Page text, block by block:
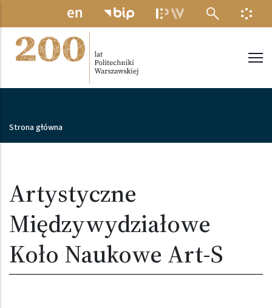
Przejdź do treści
MENU
Ścieżka nawigacyjna
Strona główna
Artystyczne
Międzywydziałowe
Koło Naukowe Art-S